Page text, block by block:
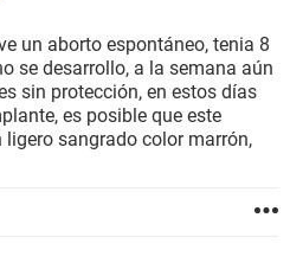
un aborto espontáneo, tenia 8
se desarrollo, a la semana aún
sin protección, en estos días
es posible que este
sangrado color marrón,